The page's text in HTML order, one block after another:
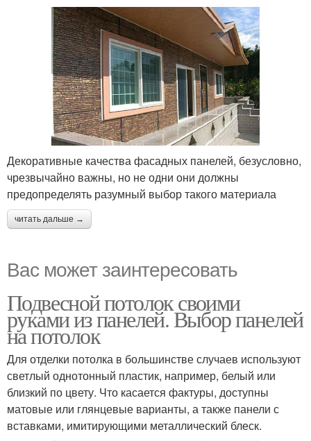
Декоративные качества фасадных панелей, безусловно,
чрезвычайно важны, но не одни они должны
предопределять разумный выбор такого материала
читать дальше →
Вас может заинтересовать
Подвесной потолок своими
руками из панелей. Выбор панелей
на потолок
Для отделки потолка в большинстве случаев используют
светлый однотонный пластик, например, белый или
близкий по цвету. Что касается фактуры, доступны
матовые или глянцевые варианты, а также панели с
вставками, имитирующими металлический блеск.